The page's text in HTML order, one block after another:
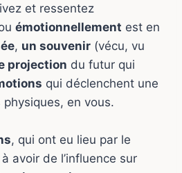
et ressentez
émotionnellement est en
, un souvenir (vécu, vu
projection du futur qui
qui déclenchent une
physiques, en vous.
, qui ont eu lieu par le
à avoir de l’influence sur